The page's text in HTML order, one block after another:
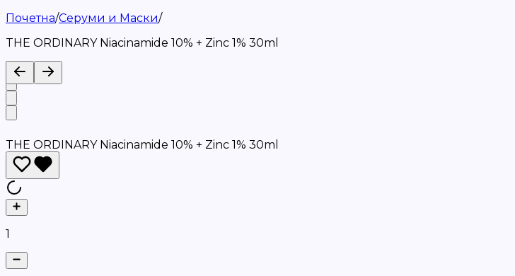
Почетна/Серуми и Маски/
THE ORDINARY Niacinamide 10% + Zinc 1% 30ml
THE ORDINARY Niacinamide 10% + Zinc 1% 30ml
1